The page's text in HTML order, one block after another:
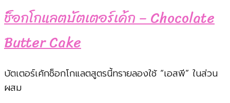
ช็อกโกแลตบัตเตอร์เค้ก – Chocolate
Butter Cake
บัตเตอร์เค้กช็อกโกแลตสูตรนี้ทรายลองใช้ “เอสพี” ในส่วน
ผสม